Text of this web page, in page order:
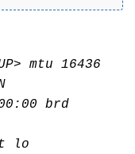
mtu 16436
brd
lo